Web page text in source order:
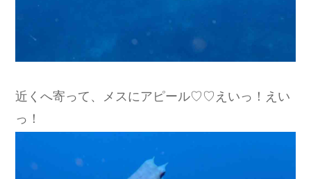
近くへ寄って、メスにアピール♡♡えいっ！えい
っ！